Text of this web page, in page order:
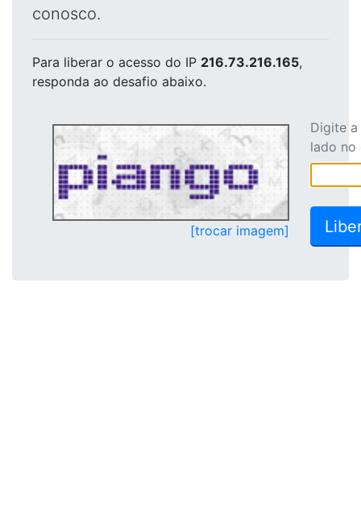
conosco.
Para liberar o acesso do IP 216.73.216.165,
responda ao desafio abaixo.
[trocar imagem]
Digite
lado no